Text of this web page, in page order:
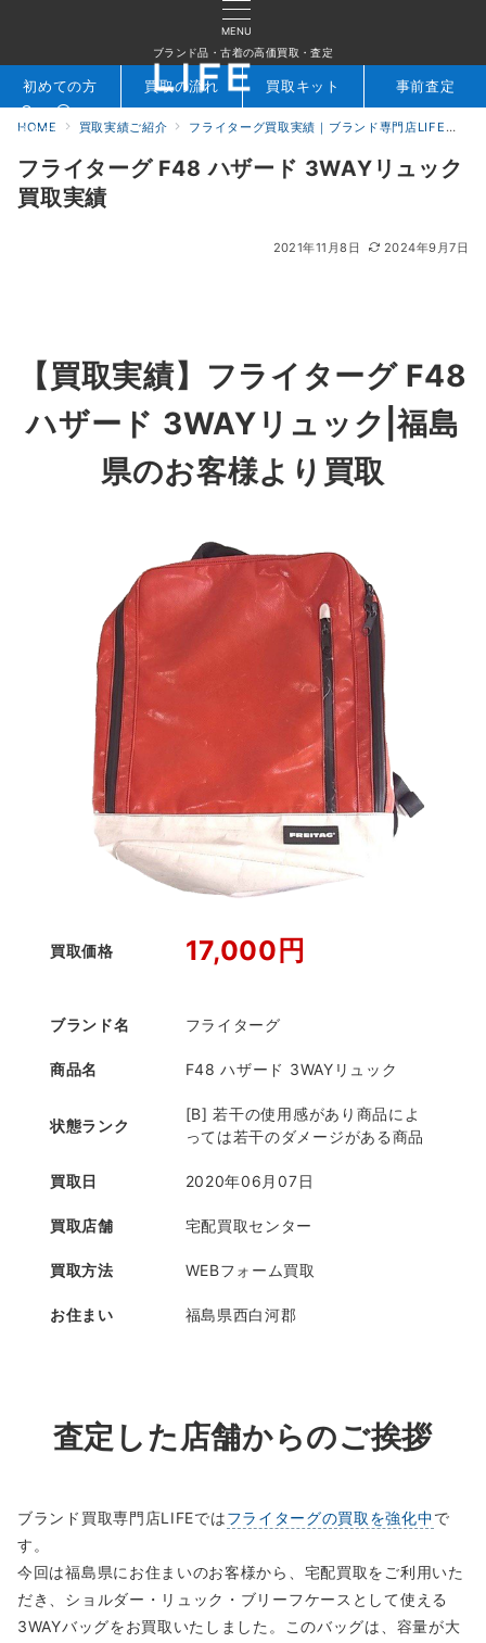
MENU
ブランド品・古着の高価買取・査定
検索 お問合せ
初めての方 買取の流れ 買取キット 事前査定
HOME 買取実績ご紹介 フライターグ買取実績｜ブランド専門店LIFE
フライターグ F48 ハザード 3WAYリュック
買取実績
2021年11月8日 2024年9月7日
【買取実績】フライターグ F48
ハザード 3WAYリュック|福島
県のお客様より買取
買取価格 17,000円
ブランド名 フライターグ
商品名 F48 ハザード 3WAYリュック
状態ランク
[B] 若干の使用感があり商品によ
っては若干のダメージがある商品
買取日 2020年06月07日
買取店舗 宅配買取センター
買取方法 WEBフォーム買取
お住まい 福島県西白河郡
査定した店舗からのご挨拶
ブランド買取専門店LIFEではフライターグの買取を強化中で
す。
今回は福島県にお住まいのお客様から、宅配買取をご利用いた
だき、ショルダー・リュック・ブリーフケースとして使える
3WAYバッグをお買取いたしました。このバッグは、容量が大